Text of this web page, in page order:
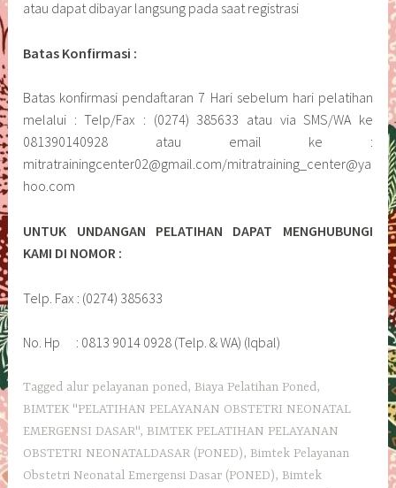
atau dapat dibayar langsung pada saat registrasi
Batas Konfirmasi :
Batas konfirmasi pendaftaran 7 Hari sebelum hari pelatihan
melalui : Telp/Fax : (0274) 385633 atau via SMS/WA ke
081390140928 atau email ke :
mitratrainingcenter02@gmail.com/mitratraining_center@ya
hoo.com
UNTUK UNDANGAN PELATIHAN DAPAT MENGHUBUNGI
KAMI DI NOMOR :
Telp. Fax : (0274) 385633
No. Hp : 0813 9014 0928 (Telp. & WA) (Iqbal)
Tagged alur pelayanan poned, Biaya Pelatihan Poned,
BIMTEK "PELATIHAN PELAYANAN OBSTETRI NEONATAL
EMERGENSI DASAR", BIMTEK PELATIHAN PELAYANAN
OBSTETRI NEONATALDASAR (PONED), Bimtek Pelayanan
Obstetri Neonatal Emergensi Dasar (PONED), Bimtek